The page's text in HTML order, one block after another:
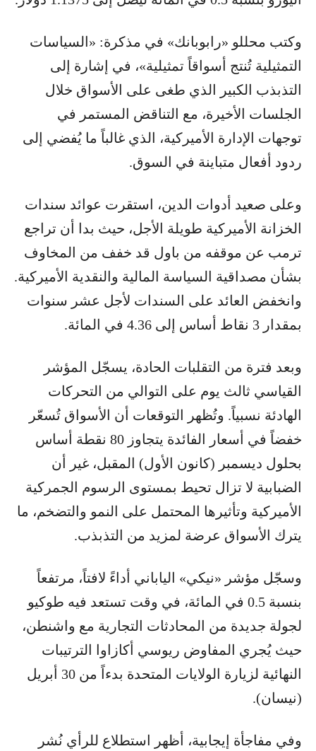
وكتب محللو «رابوبانك» في مذكرة: «السياسات
التمثيلية تُنتج أسواقاً تمثيلية»، في إشارة إلى
التذبذب الكبير الذي طغى على الأسواق خلال
الجلسات الأخيرة، مع التناقض المستمر في
توجهات الإدارة الأميركية، الذي غالباً ما يُفضي إلى
ردود أفعال متباينة في السوق.
وعلى صعيد أدوات الدين، استقرت عوائد سندات
الخزانة الأميركية طويلة الأجل، حيث بدا أن تراجع
ترمب عن موقفه من باول قد خفف من المخاوف
بشأن مصداقية السياسة المالية والنقدية الأميركية.
وانخفض العائد على السندات لأجل عشر سنوات
بمقدار 3 نقاط أساس إلى 4.36 في المائة.
وبعد فترة من التقلبات الحادة، يسجّل المؤشر
القياسي ثالث يوم على التوالي من التحركات
الهادئة نسبياً. وتُظهر التوقعات أن الأسواق تُسعّر
خفضاً في أسعار الفائدة يتجاوز 80 نقطة أساس
بحلول ديسمبر (كانون الأول) المقبل، غير أن
الضبابية لا تزال تحيط بمستوى الرسوم الجمركية
الأميركية وتأثيرها المحتمل على النمو والتضخم، ما
يترك الأسواق عرضة لمزيد من التذبذب.
وسجّل مؤشر «نيكي» الياباني أداءً لافتاً، مرتفعاً
بنسبة 0.5 في المائة، في وقت تستعد فيه طوكيو
لجولة جديدة من المحادثات التجارية مع واشنطن،
حيث يُجري المفاوض ريوسي أكازاوا الترتيبات
النهائية لزيارة الولايات المتحدة بدءاً من 30 أبريل
(نيسان).
وفي مفاجأة إيجابية، أظهر استطلاع للرأي نُشر